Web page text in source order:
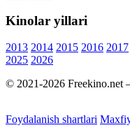
Kinolar yillari
2013 2014 2015 2016 2017
2025 2026
© 2021-2026 Freekino.net
Foydalanish shartlari